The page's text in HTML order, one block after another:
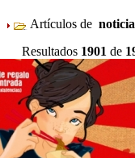
Artículos de
Resultados 1901 de